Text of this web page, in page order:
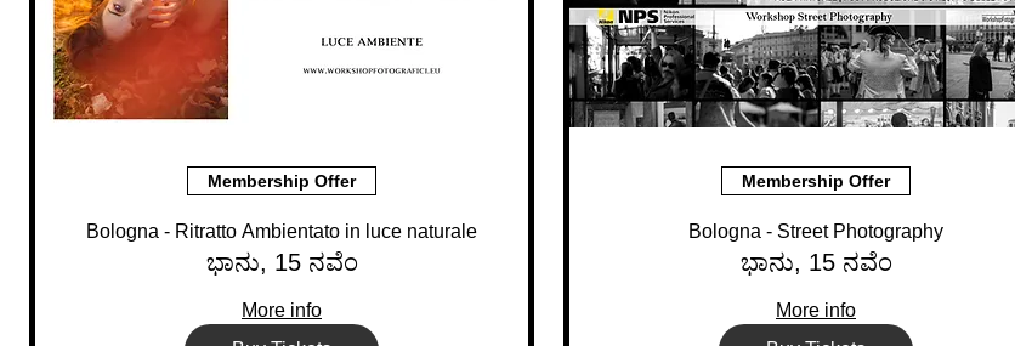
Membership Offer
Bologna - Ritratto Ambientato in luce naturale
ಭಾನು, 15 ನವೆಂ
More info
Membership Offer
Bologna - Street Photography
ಭಾನು, 15 ನವೆಂ
More info